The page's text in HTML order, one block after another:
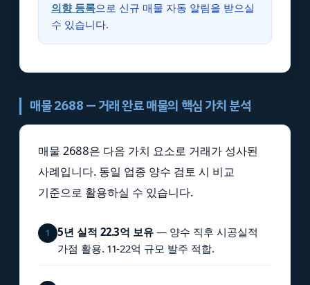
의향 등록으로 신규 매물 자동 알림을 받으실
수 있습니다.
매물 2688 — 거래 완료 매물의 핵심 가치 분석
매물 2688은 다음 가치 요소로 거래가 성사된
사례입니다. 동일 업종 양수 검토 시 비교
기준으로 활용하실 수 있습니다.
1 5년 실적 22.3억 보유 — 양수 직후 시공실적
가점 활용. 11-22억 규모 발주 적합.